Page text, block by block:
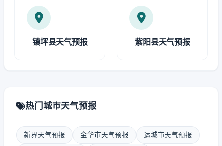
镇坪县天气预报 紫阳县天气预报
热门城市天气预报
新界天气预报 金华市天气预报 运城市天气预报